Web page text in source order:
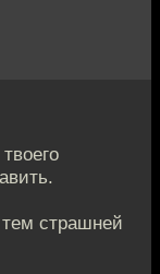
страшней